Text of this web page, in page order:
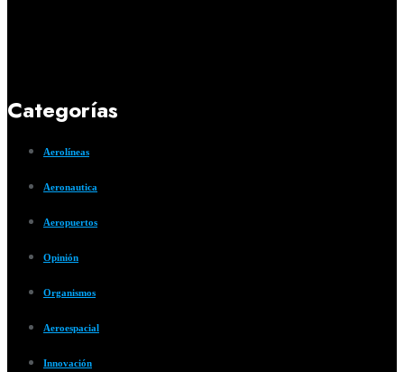
Categorías
Aerolíneas
Aeronautica
Aeropuertos
Opinión
Organismos
Aeroespacial
Innovación